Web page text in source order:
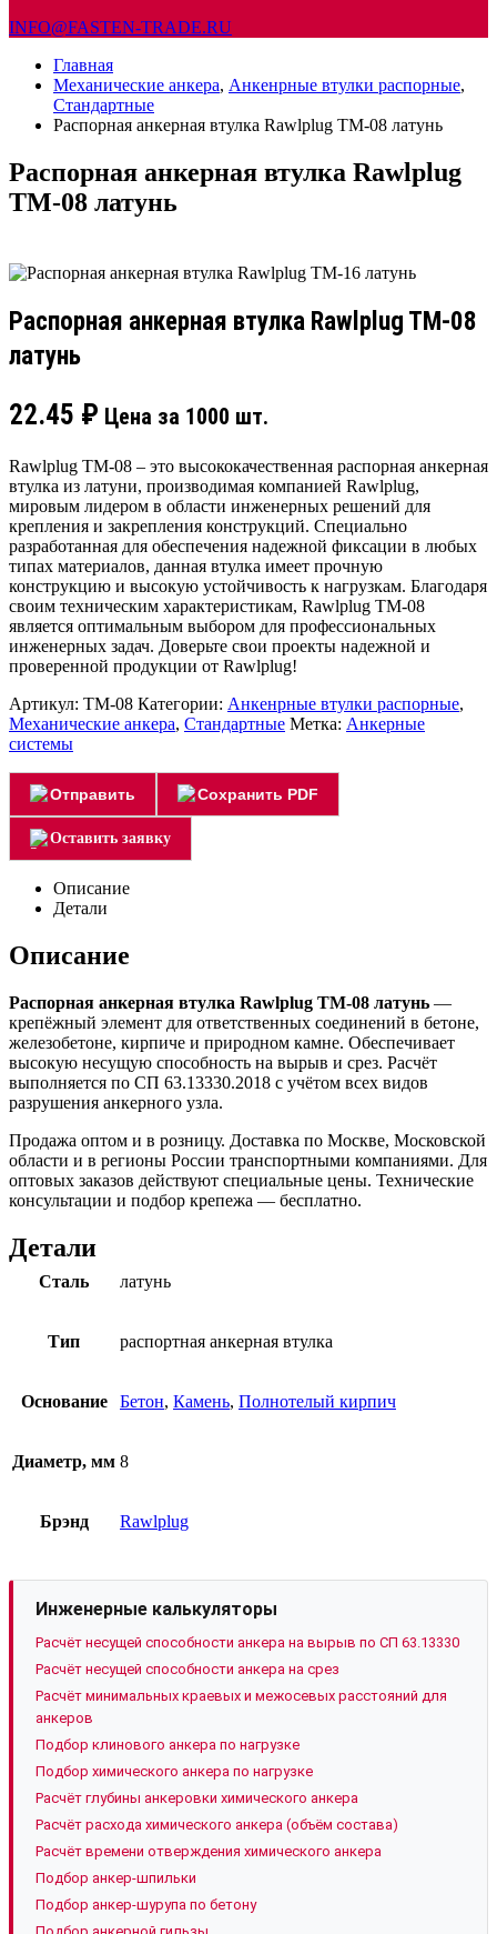
INFO@FASTEN-TRADE.RU
Главная
Механические анкера, Анкенрные втулки распорные,
Стандартные
Распорная анкерная втулка Rawlplug TM-08 латунь
Распорная анкерная втулка Rawlplug
TM-08 латунь
Распорная анкерная втулка Rawlplug TM-08
латунь
22.45 ₽ Цена за 1000 шт.
Rawlplug TM-08 – это высококачественная распорная анкерная
втулка из латуни, производимая компанией Rawlplug,
мировым лидером в области инженерных решений для
крепления и закрепления конструкций. Специально
разработанная для обеспечения надежной фиксации в любых
типах материалов, данная втулка имеет прочную
конструкцию и высокую устойчивость к нагрузкам. Благодаря
своим техническим характеристикам, Rawlplug TM-08
является оптимальным выбором для профессиональных
инженерных задач. Доверьте свои проекты надежной и
проверенной продукции от Rawlplug!
Артикул: TM-08 Категории: Анкенрные втулки распорные,
Механические анкера, Стандартные Метка: Анкерные
системы
Отправить Сохранить PDF
Оставить заявку
Описание
Детали
Описание
Распорная анкерная втулка Rawlplug TM-08 латунь —
крепёжный элемент для ответственных соединений в бетоне,
железобетоне, кирпиче и природном камне. Обеспечивает
высокую несущую способность на вырыв и срез. Расчёт
выполняется по СП 63.13330.2018 с учётом всех видов
разрушения анкерного узла.
Продажа оптом и в розницу. Доставка по Москве, Московской
области и в регионы России транспортными компаниями. Для
оптовых заказов действуют специальные цены. Технические
консультации и подбор крепежа — бесплатно.
Детали
Сталь латунь
Тип распортная анкерная втулка
Основание Бетон, Камень, Полнотелый кирпич
Диаметр, мм 8
Брэнд Rawlplug
Инженерные калькуляторы
Расчёт несущей способности анкера на вырыв по СП 63.13330
Расчёт несущей способности анкера на срез
Расчёт минимальных краевых и межосевых расстояний для
анкеров
Подбор клинового анкера по нагрузке
Подбор химического анкера по нагрузке
Расчёт глубины анкеровки химического анкера
Расчёт расхода химического анкера (объём состава)
Расчёт времени отверждения химического анкера
Подбор анкер-шпильки
Подбор анкер-шурупа по бетону